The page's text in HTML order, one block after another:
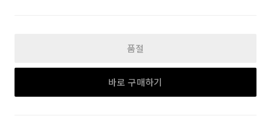
품절
바로 구매하기